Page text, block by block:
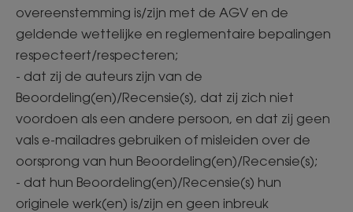
overeenstemming is/zijn met de AGV en de
geldende wettelijke en reglementaire bepalingen
respecteert/respecteren;
- dat zij de auteurs zijn van de
Beoordeling(en)/Recensie(s), dat zij zich niet
voordoen als een andere persoon, en dat zij geen
vals e-mailadres gebruiken of misleiden over de
oorsprong van hun Beoordeling(en)/Recensie(s);
- dat hun Beoordeling(en)/Recensie(s) hun
originele werk(en) is/zijn en geen inbreuk